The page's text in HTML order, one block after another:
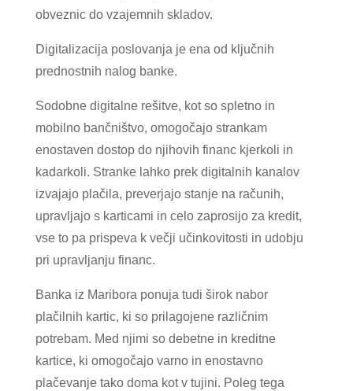
obveznic do vzajemnih skladov.
Digitalizacija poslovanja je ena od ključnih
prednostnih nalog banke.
Sodobne digitalne rešitve, kot so spletno in
mobilno bančništvo, omogočajo strankam
enostaven dostop do njihovih financ kjerkoli in
kadarkoli. Stranke lahko prek digitalnih kanalov
izvajajo plačila, preverjajo stanje na računih,
upravljajo s karticami in celo zaprosijo za kredit,
vse to pa prispeva k večji učinkovitosti in udobju
pri upravljanju financ.
Banka iz Maribora ponuja tudi širok nabor
plačilnih kartic, ki so prilagojene različnim
potrebam. Med njimi so debetne in kreditne
kartice, ki omogočajo varno in enostavno
plačevanje tako doma kot v tujini. Poleg tega